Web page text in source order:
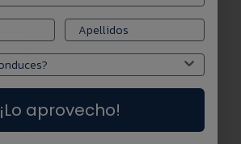
¡Lo aprovecho!